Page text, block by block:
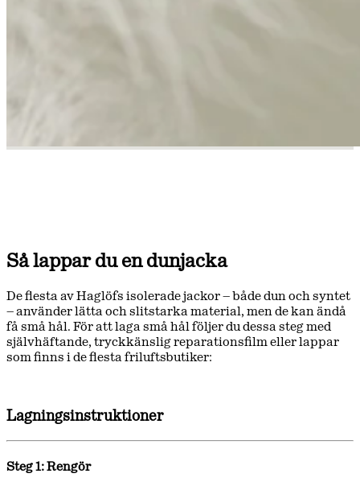
Så lappar du en dunjacka
De flesta av Haglöfs isolerade jackor – både dun och syntet
– använder lätta och slitstarka material, men de kan ändå
få små hål. För att laga små hål följer du dessa steg med
självhäftande, tryckkänslig reparationsfilm eller lappar
som finns i de flesta friluftsbutiker:
Lagningsinstruktioner
Steg 1: Rengör